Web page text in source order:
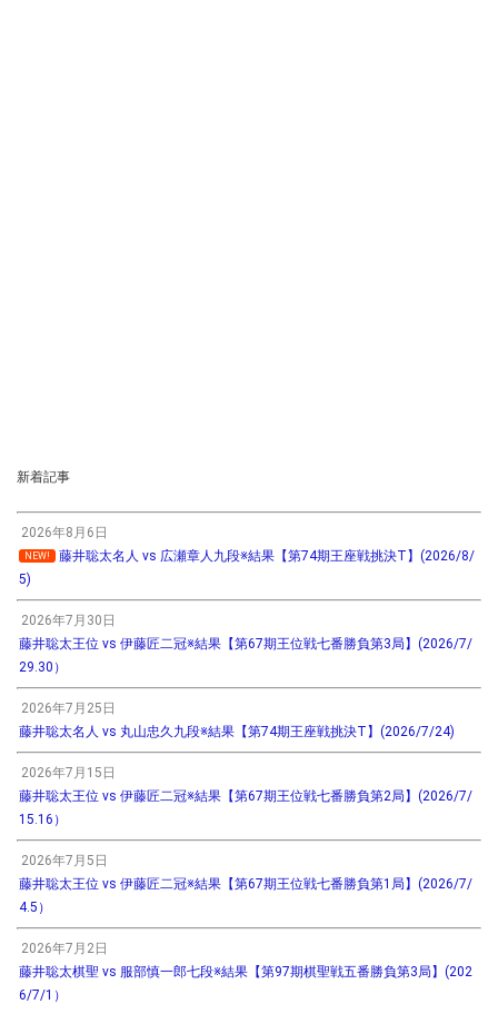
新着記事
2026年8月6日
NEW!
藤井聡太名人 vs 広瀬章人九段※結果【第74期王座戦挑決T】(2026/8/
5)
2026年7月30日
藤井聡太王位 vs 伊藤匠二冠※結果【第67期王位戦七番勝負第3局】(2026/7/
29.30）
2026年7月25日
藤井聡太名人 vs 丸山忠久九段※結果【第74期王座戦挑決T】(2026/7/24)
2026年7月15日
藤井聡太王位 vs 伊藤匠二冠※結果【第67期王位戦七番勝負第2局】(2026/7/
15.16）
2026年7月5日
藤井聡太王位 vs 伊藤匠二冠※結果【第67期王位戦七番勝負第1局】(2026/7/
4.5）
2026年7月2日
藤井聡太棋聖 vs 服部慎一郎七段※結果【第97期棋聖戦五番勝負第3局】(202
6/7/1）